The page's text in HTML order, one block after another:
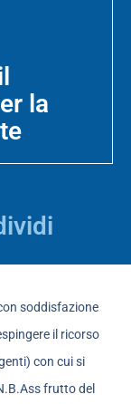
la
soddisfazione
il ricorso
con cui si
frutto del